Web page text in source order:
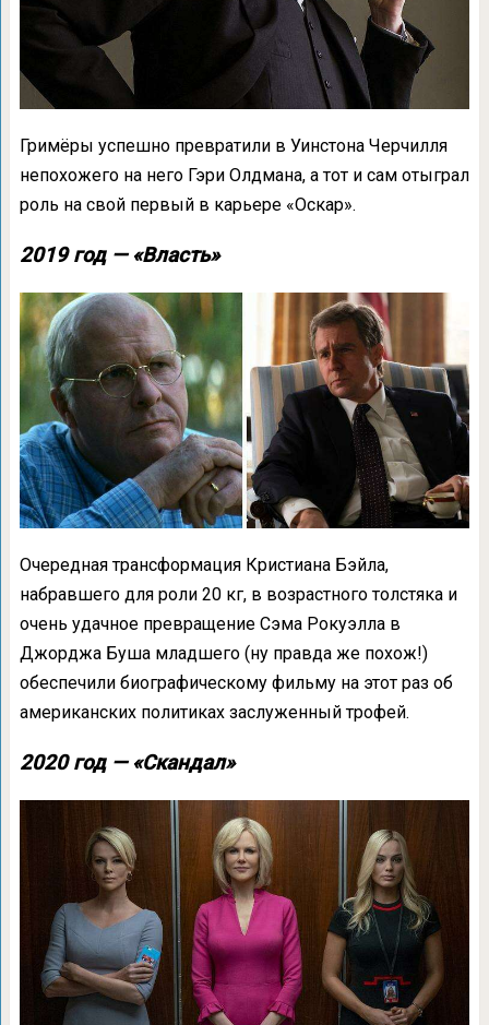
Гримёры успешно превратили в Уинстона Черчилля
непохожего на него Гэри Олдмана, а тот и сам отыграл
роль на свой первый в карьере «Оскар».
2019 год — «Власть»
Очередная трансформация Кристиана Бэйла,
набравшего для роли 20 кг, в возрастного толстяка и
очень удачное превращение Сэма Рокуэлла в
Джорджа Буша младшего (ну правда же похож!)
обеспечили биографическому фильму на этот раз об
американских политиках заслуженный трофей.
2020 год — «Скандал»